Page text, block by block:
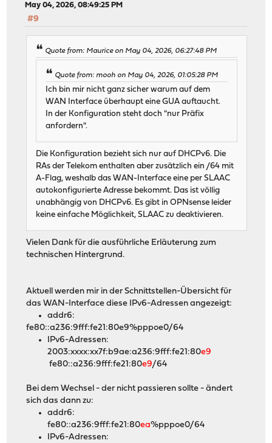
May 04, 2026, 08:49:25 PM
#9
Quote from: Maurice on May 04, 2026, 06:27:48 PM
Quote from: mooh on May 04, 2026, 01:05:28 PM
Ich bin mir nicht ganz sicher warum auf dem
WAN Interface überhaupt eine GUA auftaucht.
In der Konfiguration steht doch "nur Präfix
anfordern".
Die Konfiguration bezieht sich nur auf DHCPv6. Die
RAs der Telekom enthalten aber zusätzlich ein /64 mit
A-Flag, weshalb das WAN-Interface eine per SLAAC
autokonfigurierte Adresse bekommt. Das ist völlig
unabhängig von DHCPv6. Es gibt in OPNsense leider
keine einfache Möglichkeit, SLAAC zu deaktivieren.
Vielen Dank für die ausführliche Erläuterung zum
technischen Hintergrund.
Aktuell werden mir in der Schnittstellen-Übersicht für
das WAN-Interface diese IPv6-Adressen angezeigt:
addr6:
fe80::a236:9fff:fe21:80e9%pppoe0/64
IPv6-Adressen:
2003:xxxx:xx7f:b9ae:a236:9fff:fe21:80e9
fe80::a236:9fff:fe21:80e9/64
Bei dem Wechsel - der nicht passieren sollte - ändert
sich das dann zu:
addr6:
fe80::a236:9fff:fe21:80ea%pppoe0/64
IPv6-Adressen: